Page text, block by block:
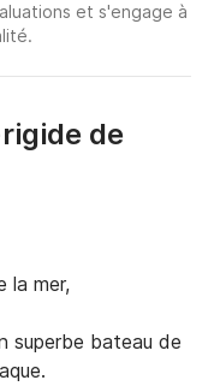
et s'engage à
de
la mer,
superbe bateau de